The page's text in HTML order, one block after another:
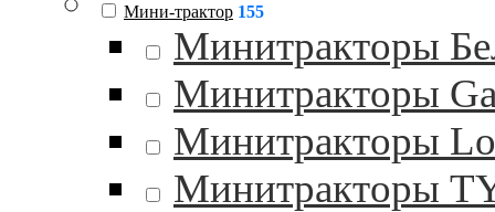
Мини-трактор 155
Минитракторы
Минитракторы
Минитракторы
Минитракторы